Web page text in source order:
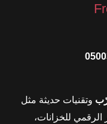
وتقنيات حديثة مثل
الرقمي للخزانات،